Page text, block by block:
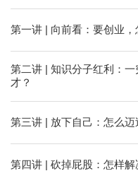
第一讲 | 向前看：要创业，
第二讲 | 知识分子红利：
才？
第三讲 | 放下自己：怎么迈
第四讲 | 砍掉屁股：怎样